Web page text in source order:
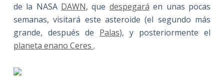
de la NASA DAWN, que despegará en unas pocas
semanas, visitará este asteroide (el segundo más
grande, después de Palas), y posteriormente el
planeta enano Ceres .